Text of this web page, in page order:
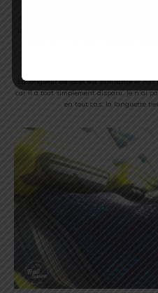
La longueur de lacet est suffisanteet ne
car il a tout simplement disparu. Je n’ai
en tout cas, la languette